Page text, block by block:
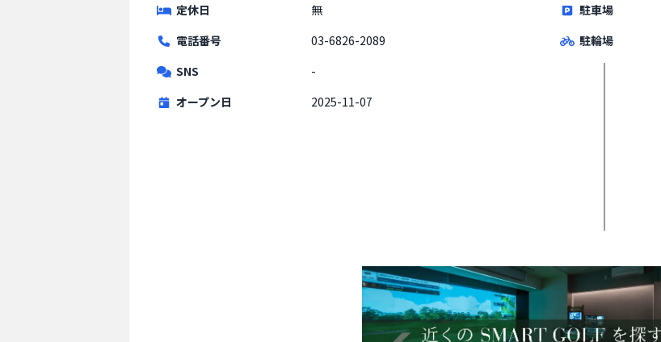
定休日
無
電話番号
03-6826-2089
SNS
-
オープン日
2025-11-07
駐車場
駐輪場